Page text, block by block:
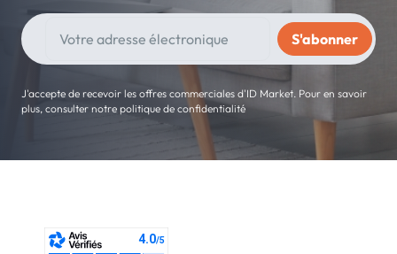
J'accepte de recevoir les offres commerciales d'ID Market. Pour en savoir
plus, consulter notre politique de confidentialité